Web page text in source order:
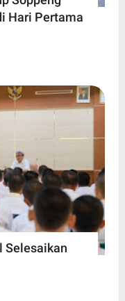
Hari Pertama
Selesaikan